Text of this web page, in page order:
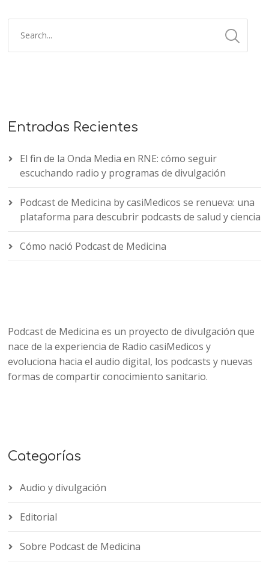
Entradas Recientes
El fin de la Onda Media en RNE: cómo seguir
escuchando radio y programas de divulgación
Podcast de Medicina by casiMedicos se renueva: una
plataforma para descubrir podcasts de salud y ciencia
Cómo nació Podcast de Medicina
Podcast de Medicina es un proyecto de divulgación que
nace de la experiencia de Radio casiMedicos y
evoluciona hacia el audio digital, los podcasts y nuevas
formas de compartir conocimiento sanitario.
Categorías
Audio y divulgación
Editorial
Sobre Podcast de Medicina